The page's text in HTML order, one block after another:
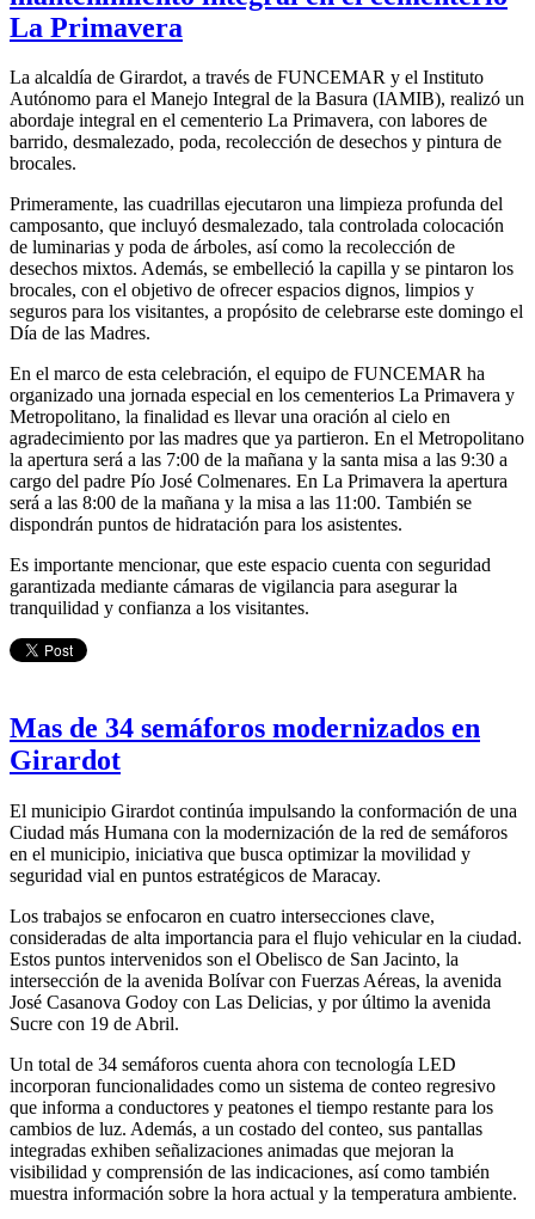
La Primavera
La alcaldía de Girardot, a través de FUNCEMAR y el Instituto
Autónomo para el Manejo Integral de la Basura (IAMIB), realizó un
abordaje integral en el cementerio La Primavera, con labores de
barrido, desmalezado, poda, recolección de desechos y pintura de
brocales.
Primeramente, las cuadrillas ejecutaron una limpieza profunda del
camposanto, que incluyó desmalezado, tala controlada colocación
de luminarias y poda de árboles, así como la recolección de
desechos mixtos. Además, se embelleció la capilla y se pintaron los
brocales, con el objetivo de ofrecer espacios dignos, limpios y
seguros para los visitantes, a propósito de celebrarse este domingo el
Día de las Madres.
En el marco de esta celebración, el equipo de FUNCEMAR ha
organizado una jornada especial en los cementerios La Primavera y
Metropolitano, la finalidad es llevar una oración al cielo en
agradecimiento por las madres que ya partieron. En el Metropolitano
la apertura será a las 7:00 de la mañana y la santa misa a las 9:30 a
cargo del padre Pío José Colmenares. En La Primavera la apertura
será a las 8:00 de la mañana y la misa a las 11:00. También se
dispondrán puntos de hidratación para los asistentes.
Es importante mencionar, que este espacio cuenta con seguridad
garantizada mediante cámaras de vigilancia para asegurar la
tranquilidad y confianza a los visitantes.
Mas de 34 semáforos modernizados en
Girardot
El municipio Girardot continúa impulsando la conformación de una
Ciudad más Humana con la modernización de la red de semáforos
en el municipio, iniciativa que busca optimizar la movilidad y
seguridad vial en puntos estratégicos de Maracay.
Los trabajos se enfocaron en cuatro intersecciones clave,
consideradas de alta importancia para el flujo vehicular en la ciudad.
Estos puntos intervenidos son el Obelisco de San Jacinto, la
intersección de la avenida Bolívar con Fuerzas Aéreas, la avenida
José Casanova Godoy con Las Delicias, y por último la avenida
Sucre con 19 de Abril.
Un total de 34 semáforos cuenta ahora con tecnología LED
incorporan funcionalidades como un sistema de conteo regresivo
que informa a conductores y peatones el tiempo restante para los
cambios de luz. Además, a un costado del conteo, sus pantallas
integradas exhiben señalizaciones animadas que mejoran la
visibilidad y comprensión de las indicaciones, así como también
muestra información sobre la hora actual y la temperatura ambiente.